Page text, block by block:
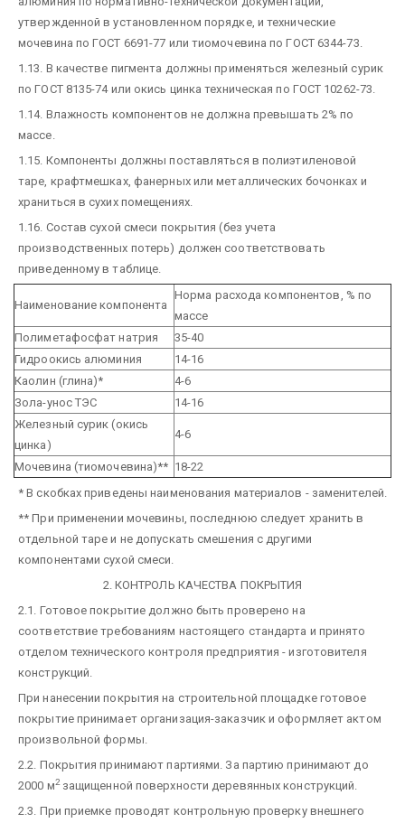
утвержденной в установленном порядке, и технические
мочевина по ГОСТ 6691-77 или тиомочевина по ГОСТ 6344-73.
1.13. В качестве пигмента должны применяться железный сурик
по ГОСТ 8135-74 или окись цинка техническая по ГОСТ 10262-73.
1.14. Влажность компонентов не должна превышать 2% по
массе.
1.15. Компоненты должны поставляться в полиэтиленовой
таре, крафтмешках, фанерных или металлических бочонках и
храниться в сухих помещениях.
1.16. Состав сухой смеси покрытия (без учета
производственных потерь) должен соответствовать
приведенному в таблице.
Наименование компонента
Норма расхода компонентов, % по
массе
Полиметафосфат натрия
35-40
Гидроокись алюминия
14-16
Каолин (глина)*
4-6
Зола-унос ТЭС
14-16
Железный сурик (окись
цинка)
4-6
Мочевина (тиомочевина)** 18-22
* В скобках приведены наименования материалов - заменителей.
** При применении мочевины, последнюю следует хранить в
отдельной таре и не допускать смешения с другими
компонентами сухой смеси.
2. КОНТРОЛЬ КАЧЕСТВА ПОКРЫТИЯ
2.1. Готовое покрытие должно быть проверено на
соответствие требованиям настоящего стандарта и принято
отделом технического контроля предприятия - изготовителя
конструкций.
При нанесении покрытия на строительной площадке готовое
покрытие принимает организация-заказчик и оформляет актом
произвольной формы.
2.2. Покрытия принимают партиями. За партию принимают до
2000 м2защищенной поверхности деревянных конструкций.
2.3. При приемке проводят контрольную проверку внешнего